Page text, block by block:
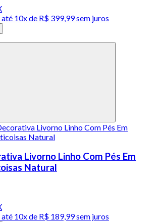
10x de R$ 399,99 sem juros
Livorno Linho Com Pés Em
Natural
10x de R$ 189,99 sem juros